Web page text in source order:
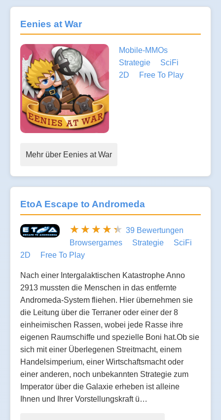
Eenies at War
Mobile-MMOs
Strategie
SciFi
2D
Free To Play
Mehr über Eenies at War
EtoA Escape to Andromeda
39 Bewertungen
Browsergames
Strategie
SciFi
2D
Free To Play
Nach einer Intergalaktischen Katastrophe Anno
2913 mussten die Menschen in das entfernte
Andromeda-System fliehen. Hier übernehmen sie
die Leitung über die Terraner oder einer der 8
einheimischen Rassen, wobei jede Rasse ihre
eigenen Raumschiffe und spezielle Boni hat.Ob sie
sich mit einer Überlegenen Streitmacht, einem
Handelsimperium, einer Wirtschaftsmacht oder
einer anderen, noch unbekannten Strategie zum
Imperator über die Galaxie erheben ist alleine
Ihnen und Ihrer Vorstellungskraft ü…